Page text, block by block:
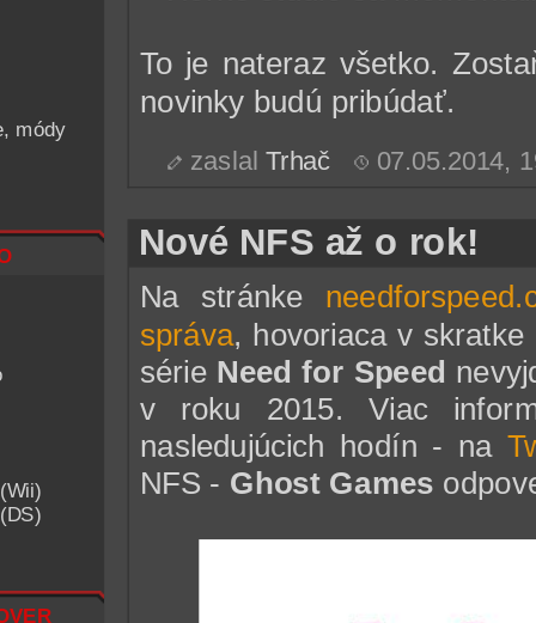
módy
To je nateraz všetko.
novinky budú pribúdať.
zaslalTrhač 07.05.2014,
Nové NFS až o rok!
Na stránke
správa, hovoriaca v
série Need for Speed
v roku 2015. Viac
nasledujúcich hodín - na
NFS - Ghost Games